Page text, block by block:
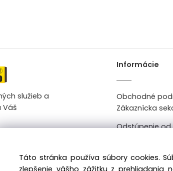
služieb a
Váš
našej činnosti
na
tovar
Informácie
Obchodné
Zákaznícka
Odstúpenie od
Táto stránka používa súbory cookies.